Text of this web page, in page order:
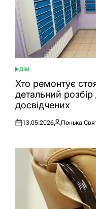
ОПУБЛІКУВАТИ
У
ДІМ
Хто ремонтує
детальний розбір
досвідчених
Оприлюднено
13.05.2026
Опубліковано
Понька